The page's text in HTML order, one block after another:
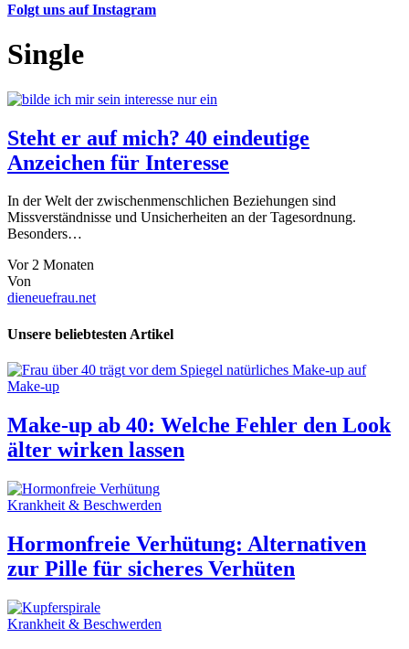
Folgt uns auf Instagram
Single
Steht er auf mich? 40 eindeutige
Anzeichen für Interesse
In der Welt der zwischenmenschlichen Beziehungen sind
Missverständnisse und Unsicherheiten an der Tagesordnung.
Besonders…
Vor 2 Monaten
Von
dieneuefrau.net
Unsere beliebtesten Artikel
Make-up
Make-up ab 40: Welche Fehler den Look
älter wirken lassen
Krankheit & Beschwerden
Hormonfreie Verhütung: Alternativen
zur Pille für sicheres Verhüten
Krankheit & Beschwerden